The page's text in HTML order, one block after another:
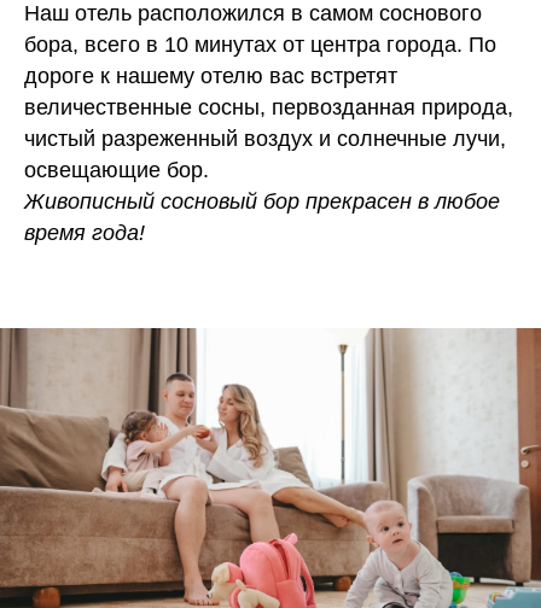
Наш отель расположился в самом соснового
бора, всего в 10 минутах от центра города. По
дороге к нашему отелю вас встретят
величественные сосны, первозданная природа,
чистый разреженный воздух и солнечные лучи,
освещающие бор.
Живописный сосновый бор прекрасен в любое
время года!